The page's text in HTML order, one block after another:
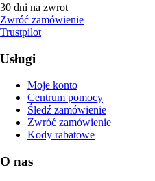
30 dni na zwrot
Zwróć zamówienie
Trustpilot
Usługi
Moje konto
Centrum pomocy
Śledź zamówienie
Zwróć zamówienie
Kody rabatowe
O nas